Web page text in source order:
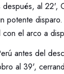
al
el arco a
antes del
al 39',